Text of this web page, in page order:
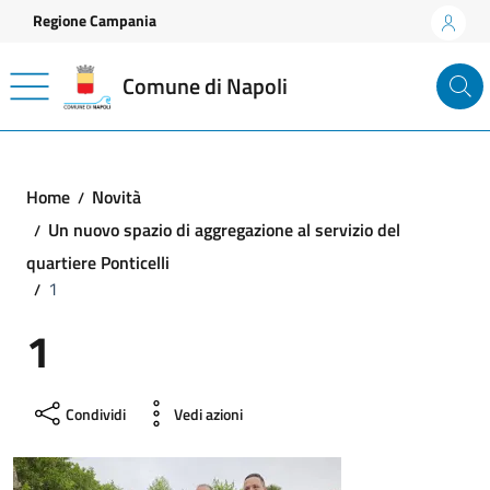
Vai ai contenuti
Vai al footer
Regione Campania
Comune di Napoli
Home
Novità
Un nuovo spazio di aggregazione al servizio del
quartiere Ponticelli
1
1
Condividi Vedi azioni